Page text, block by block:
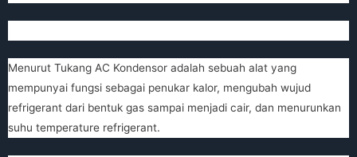
Menurut Tukang AC Kondensor adalah sebuah alat yang
mempunyai fungsi sebagai penukar kalor, mengubah wujud
refrigerant dari bentuk gas sampai menjadi cair, dan menurunkan
suhu temperature refrigerant.